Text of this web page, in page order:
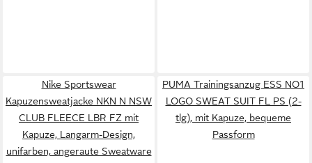
Nike Sportswear
Kapuzensweatjacke NKN N NSW
CLUB FLEECE LBR FZ mit
Kapuze, Langarm-Design,
unifarben, angeraute Sweatware
PUMA Trainingsanzug ESS NO1
LOGO SWEAT SUIT FL PS (2-
tlg), mit Kapuze, bequeme
Passform